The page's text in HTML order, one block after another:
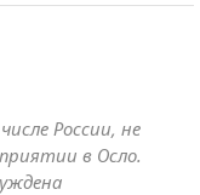
России, не
в Осло.